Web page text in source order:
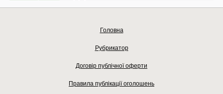
Головна
Рубрикатор
Договір публічної оферти
Правила публікації оголошень